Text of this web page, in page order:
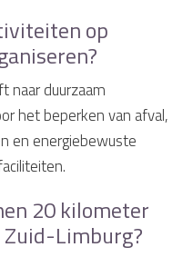
op
naar duurzaam
het beperken van afval,
en energiebewuste
20 kilometer
Zuid-Limburg?